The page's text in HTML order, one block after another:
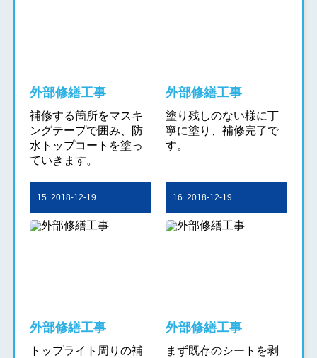
外部修繕工事
補修する箇所をマスキ
ングテープで囲み、防
水トップコートを塗っ
ていきます。
外部修繕工事
塗り残しのない様に丁
寧に塗り、補修完了で
す。
15. 2018-12-19
外部修繕工事
トップライト周りの補
16. 2018-12-19
外部修繕工事
まず既存のシートを剥